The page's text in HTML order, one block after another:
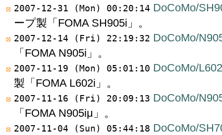
2007-12-31 (Mon) 00:20:14 DoCoMo/
ープ製「FOMA SH905i」。
2007-12-14 (Fri) 22:19:32 DoCoMo/
「FOMA N905i」。
2007-11-19 (Mon) 05:01:10 DoCoMo/
製「FOMA L602i」。
2007-11-16 (Fri) 20:09:13 DoCoMo/
「FOMA N905iμ」。
2007-11-04 (Sun) 05:44:18 DoCoMo/